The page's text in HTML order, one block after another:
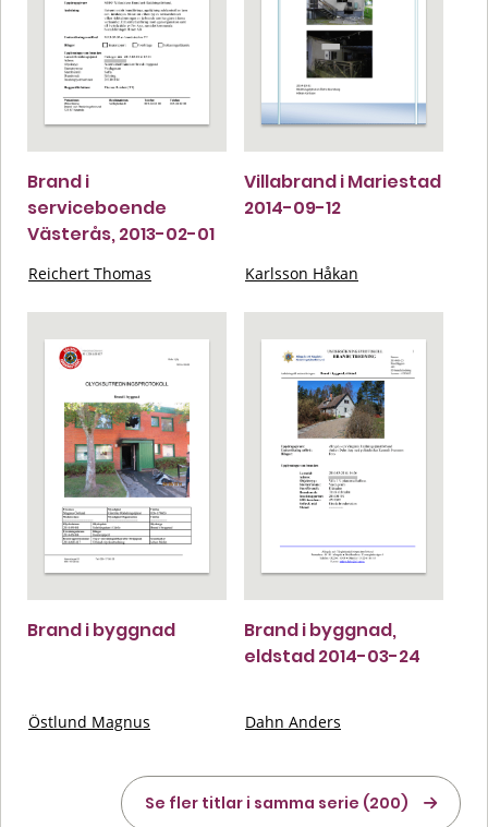
Brand i
serviceboende
Västerås, 2013-02-01
Reichert Thomas
Villabrand i Mariestad
2014-09-12
Karlsson Håkan
Brand i byggnad
Östlund Magnus
Brand i byggnad,
eldstad 2014-03-24
Dahn Anders
Se fler titlar i samma serie (200)